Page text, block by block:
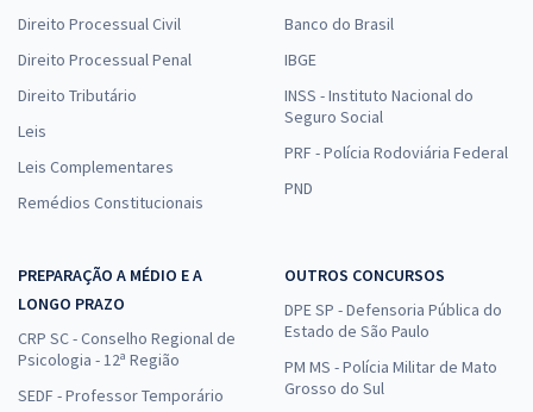
Direito Processual Civil
Direito Processual Penal
Direito Tributário
Leis
Leis Complementares
Remédios Constitucionais
Banco do Brasil
IBGE
INSS - Instituto Nacional do
Seguro Social
PRF - Polícia Rodoviária Federal
PND
PREPARAÇÃO A MÉDIO E A
LONGO PRAZO
CRP SC - Conselho Regional de
Psicologia - 12ª Região
SEDF - Professor Temporário
OUTROS CONCURSOS
DPE SP - Defensoria Pública do
Estado de São Paulo
PM MS - Polícia Militar de Mato
Grosso do Sul